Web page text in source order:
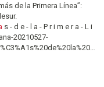
de la Primera Línea”:
s - d e - l a - P r i m e r a - L i
20210527-